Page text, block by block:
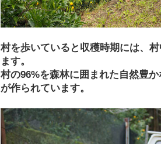
村を歩いていると収穫時期には、
ます。
村の96%を森林に囲まれた自然豊
が作られています。